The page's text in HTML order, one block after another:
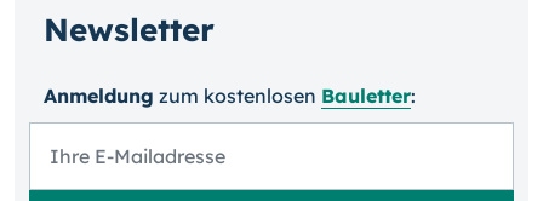
Newsletter
Anmeldung zum kosten­losen Bauletter: